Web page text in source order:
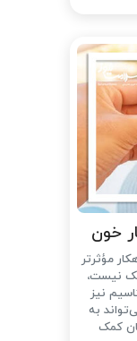
خون
مؤثرتر
نیست،
نیز
به
کمک